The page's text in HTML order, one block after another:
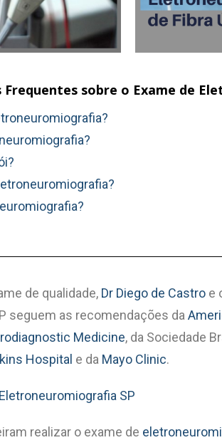
Frequentes sobre o Exame de
de qualidade, Dr Diego de Castro e
seguem as recomendações da
Medicine, da Sociedade
Hospital e da Mayo Clinic.
SP
realizar o exame de